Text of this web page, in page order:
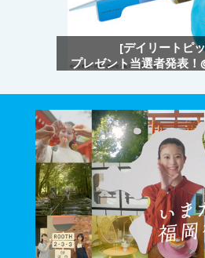
[デイリートピ
プレゼント当選者発表！